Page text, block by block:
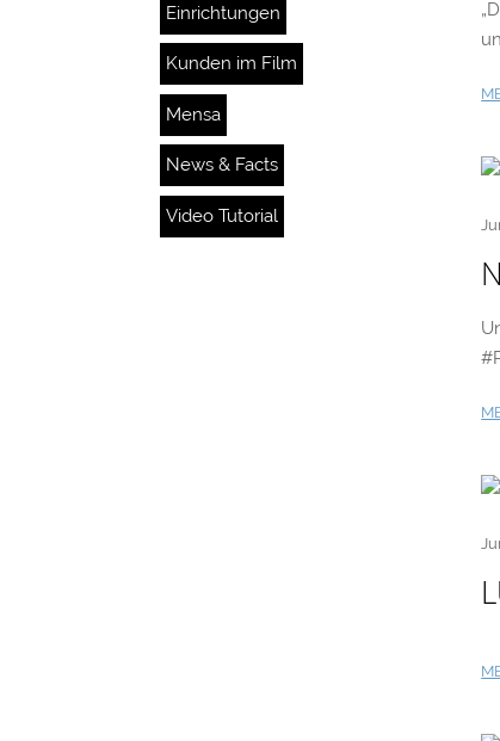
Einrichtungen
Kunden im Film
Mensa
News & Facts
Video Tutorial